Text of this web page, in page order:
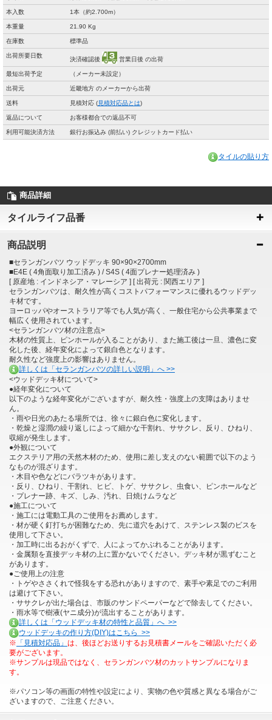
本入数 1本（約2.700m）
本重量 21.90 Kg
在庫数 標準品
出荷所要日数
決済確認後 営業日後 の出荷
最短出荷予定 （メーカー未設定）
出荷元 近畿地方 のメーカーから出荷
送料 見積対応 (見積対応品とは)
返品について お客様都合での返品不可
利用可能決済方法 銀行お振込み (前払い) クレジットカード払い
タイルの貼り方
商品詳細
タイルライフ品番
商品説明
■セランガンバツ ウッドデッキ 90×90×2700mm
■E4E ( 4角面取り加工済み ) / S4S ( 4面プレナー処理済み )
[ 原産地 : インドネシア・マレーシア ] [ 出荷元 : 関西エリア ]
セランガンバツは、耐久性が高くコストパフォーマンスに優れるウッドデッ
キ材です。
ヨーロッパやオーストラリア等でも人気が高く、一般住宅から公共事業まで
幅広く使用されています。
<セランガンバツ材の注意点>
木材の性質上、ピンホールが入ることがあり、また施工後は一旦、濃色に変
化した後、経年変化によって銀白色となります。
耐久性など強度上の影響はありません。
詳しくは「セランガンバツの詳しい説明」へ >>
<ウッドデッキ材について>
●経年変化について
以下のような経年変化がございますが、耐久性・強度上の支障はありませ
ん。
・雨や日光のあたる場所では、徐々に銀白色に変化します。
・乾燥と湿潤の繰り返しによって細かな干割れ、ササクレ、反り、ひねり、
収縮が発生します。
●外観について
エクステリア用の天然木材のため、使用に差し支えのない範囲で以下のよう
なものが混ざります。
・木目や色などにバラツキがあります。
・反り、ひねり、干割れ、ヒビ、トゲ、ササクレ、虫食い、ピンホールなど
・プレナー跡、キズ、しみ、汚れ、日焼けムラなど
●施工について
・施工には電動工具のご使用をお薦めします。
・材が硬く釘打ちが困難なため、先に道穴をあけて、ステンレス製のビスを
使用して下さい。
・加工時に出るおがくずで、人によってかぶれることがあります。
・金属類を直接デッキ材の上に置かないでください。デッキ材が黒ずむこと
があります。
●ご使用上の注意
・トゲやささくれで怪我をする恐れがありますので、素手や素足でのご利用
は避けて下さい。
・ササクレが出た場合は、市販のサンドペーパーなどで除去してください。
・雨水等で樹液(ヤニ成分)が流出することがあります。
詳しくは「ウッドデッキ材の特性と品質」へ >>
ウッドデッキの作り方(DIY)はこちら >>
※ 「見積対応品」 は、後ほどお送りするお見積書メールをご確認いただく必
要がございます。
※サンプルは現品ではなく、セランガンバツ材のカットサンプルになりま
す。
※パソコン等の画面の特性や設定により、実物の色や質感と異なる場合がご
ざいますので、ご注意ください。